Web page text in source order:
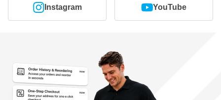
Instagram YouTube